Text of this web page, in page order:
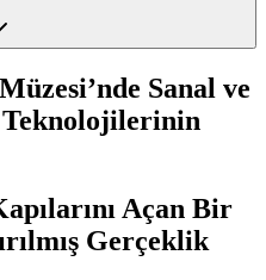
Sanal ve
Açan Bir
Gerçeklik